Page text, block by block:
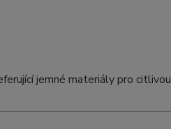
jemné materiály pro citlivou